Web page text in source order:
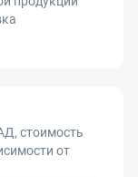
стоимость
от